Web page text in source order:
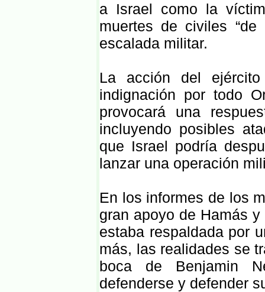
a Israel como la
muertes de civiles
escalada militar.
La acción del
indignación por todo
provocará una
incluyendo posibles
que Israel podría
lanzar una operación
En los informes de los
gran apoyo de Hamás
estaba respaldada por
más, las realidades se
boca de Benjamin
defenderse y defender